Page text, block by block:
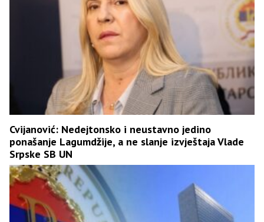
Cvijanović: Nedejtonsko i neustavno jedino
ponašanje Lagumdžije, a ne slanje izvještaja Vlade
Srpske SB UN